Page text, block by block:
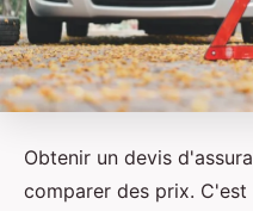
Obtenir un devis
comparer des prix. C'est